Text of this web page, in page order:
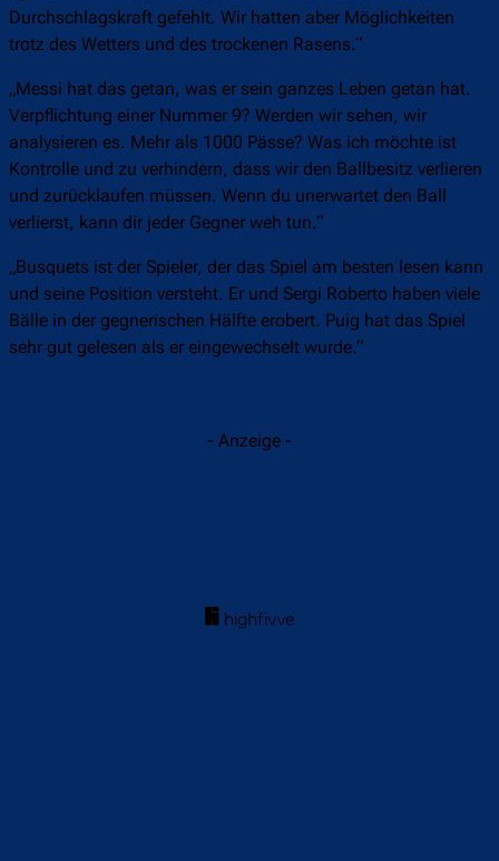
Durchschlagskraft gefehlt. Wir hatten aber Möglichkeiten
trotz des Wetters und des trockenen Rasens.“
„Messi hat das getan, was er sein ganzes Leben getan hat.
Verpflichtung einer Nummer 9? Werden wir sehen, wir
analysieren es. Mehr als 1000 Pässe? Was ich möchte ist
Kontrolle und zu verhindern, dass wir den Ballbesitz verlieren
und zurücklaufen müssen. Wenn du unerwartet den Ball
verlierst, kann dir jeder Gegner weh tun.“
„Busquets ist der Spieler, der das Spiel am besten lesen kann
und seine Position versteht. Er und Sergi Roberto haben viele
Bälle in der gegnerischen Hälfte erobert. Puig hat das Spiel
sehr gut gelesen als er eingewechselt wurde.“
- Anzeige -